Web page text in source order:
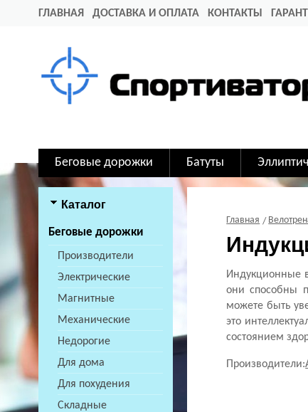
ГЛАВНАЯ ДОСТАВКА И ОПЛАТА КОНТАКТЫ
Беговые дорожки Батуты
Каталог
Беговые дорожки
Производители
Электрические
Магнитные
Механические
Недорогие
Для дома
Для похудения
Складные
Главная
Индукционные
они способны
можете быть
это
состоянием
Производители: